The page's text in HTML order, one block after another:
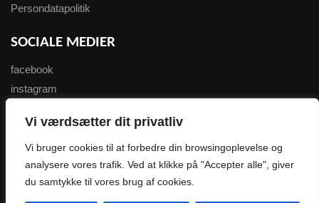
Vi værdsætter dit privatliv
Vi bruger cookies til at forbedre din browsingoplevelse og
analysere vores trafik. Ved at klikke på "Accepter alle", giver
du samtykke til vores brug af cookies.
Persondatapolitik
SOCIALE MEDIER
facebook
instagram
NYHEDSBREV